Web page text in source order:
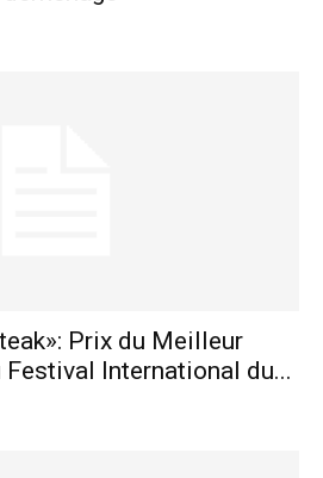
Prix du Meilleur
International du...